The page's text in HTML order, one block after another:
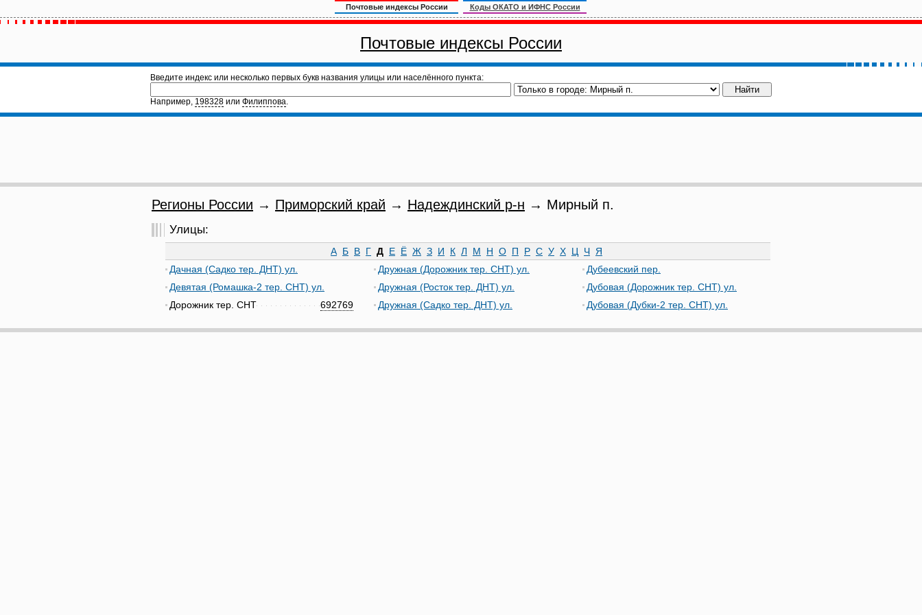
Почтовые индексы России Коды ОКАТО и ИФНС России
Почтовые индексы России
Введите индекс или несколько первых букв названия улицы или населённого пункта:
Например, 198328 или Филиппова.
Регионы России → Приморский край → Надеждинский р-н → Мирный п.
Улицы:
А Б В Г Д Е Ё Ж З И К Л М Н О П Р С У Х Ц Ч Я
Дачная (Садко тер. ДНТ) ул.
Девятая (Ромашка-2 тер. СНТ) ул.
692769
Дорожник тер. СНТ
Дружная (Дорожник тер. СНТ) ул.
Дружная (Росток тер. ДНТ) ул.
Дружная (Садко тер. ДНТ) ул.
Дубеевский пер.
Дубовая (Дорожник тер. СНТ) ул.
Дубовая (Дубки-2 тер. СНТ) ул.